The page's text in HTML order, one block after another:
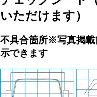
いただけます）
不具合箇所※写真掲載
示できます